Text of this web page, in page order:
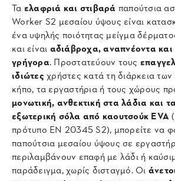
Τα ελαφριά και στιβαρά παπούτσια
Worker S2 μεσαίου ύψους είναι
ένα υψηλής ποιότητας μείγμα
και είναι αδιάβροχα, αναπνέοντα και
γρήγορα. Προστατεύουν τους
ιδιώτες χρήστες κατά τη διάρκεια
κήπο, τα εργαστήρια ή τους χώρους
μονωτική, ανθεκτική στα λάδια και
εξωτερική σόλα από καουτσούκ EVA
πρότυπο EN 20345 S2), μπορείτε να
παπούτσια μεσαίου ύψους σε
περιλαμβάνουν επαφή με λάδι ή
παράδειγμα, χωρίς δισταγμό. Οι